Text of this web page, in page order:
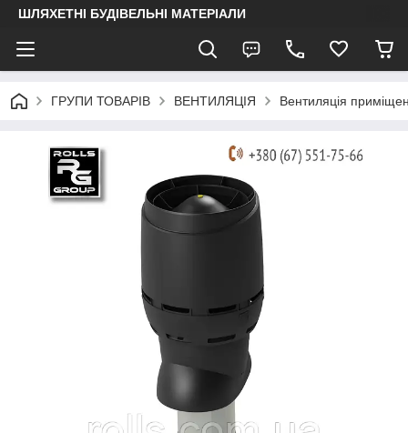
ШЛЯХЕТНІ БУДІВЕЛЬНІ МАТЕРІАЛИ
ГРУПИ ТОВАРІВ ВЕНТИЛЯЦІЯ Вентиляція